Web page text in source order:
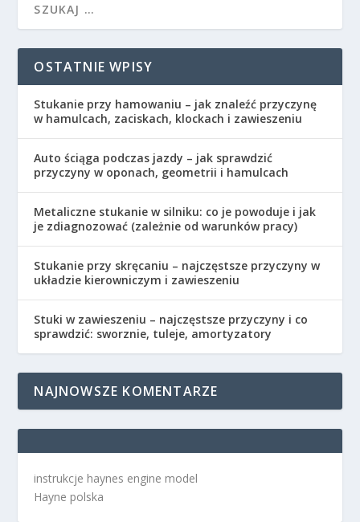
OSTATNIE WPISY
Stukanie przy hamowaniu – jak znaleźć przyczynę
w hamulcach, zaciskach, klockach i zawieszeniu
Auto ściąga podczas jazdy – jak sprawdzić
przyczyny w oponach, geometrii i hamulcach
Metaliczne stukanie w silniku: co je powoduje i jak
je zdiagnozować (zależnie od warunków pracy)
Stukanie przy skręcaniu – najczęstsze przyczyny w
układzie kierowniczym i zawieszeniu
Stuki w zawieszeniu – najczęstsze przyczyny i co
sprawdzić: sworznie, tuleje, amortyzatory
NAJNOWSZE KOMENTARZE
instrukcje haynes engine model
Hayne polska